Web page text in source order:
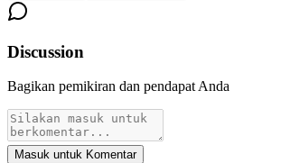
Discussion
Bagikan pemikiran dan pendapat Anda
Masuk untuk Komentar